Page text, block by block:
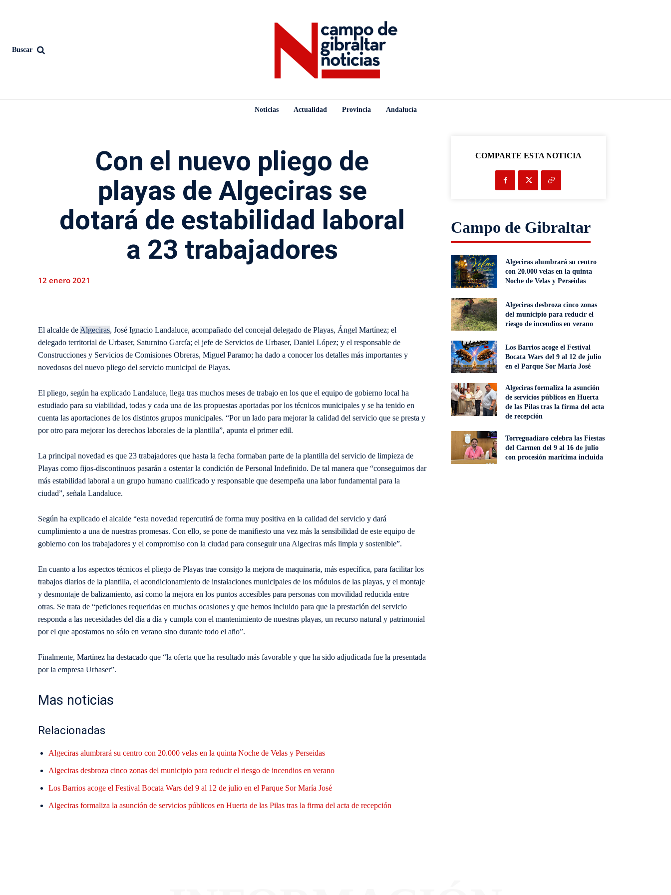
Buscar
Noticias Actualidad Provincia Andalucía
Con el nuevo pliego de
playas de Algeciras se
dotará de estabilidad laboral
a 23 trabajadores
12 enero 2021
El alcalde de Algeciras, José Ignacio Landaluce, acompañado del concejal delegado de Playas, Ángel Martínez; el
delegado territorial de Urbaser, Saturnino García; el jefe de Servicios de Urbaser, Daniel López; y el responsable de
Construcciones y Servicios de Comisiones Obreras, Miguel Paramo; ha dado a conocer los detalles más importantes y
novedosos del nuevo pliego del servicio municipal de Playas.
El pliego, según ha explicado Landaluce, llega tras muchos meses de trabajo en los que el equipo de gobierno local ha
estudiado para su viabilidad, todas y cada una de las propuestas aportadas por los técnicos municipales y se ha tenido en
cuenta las aportaciones de los distintos grupos municipales. “Por un lado para mejorar la calidad del servicio que se presta y
por otro para mejorar los derechos laborales de la plantilla”, apunta el primer edil.
La principal novedad es que 23 trabajadores que hasta la fecha formaban parte de la plantilla del servicio de limpieza de
Playas como fijos-discontinuos pasarán a ostentar la condición de Personal Indefinido. De tal manera que “conseguimos dar
más estabilidad laboral a un grupo humano cualificado y responsable que desempeña una labor fundamental para la
ciudad”, señala Landaluce.
Según ha explicado el alcalde “esta novedad repercutirá de forma muy positiva en la calidad del servicio y dará
cumplimiento a una de nuestras promesas. Con ello, se pone de manifiesto una vez más la sensibilidad de este equipo de
gobierno con los trabajadores y el compromiso con la ciudad para conseguir una Algeciras más limpia y sostenible”.
En cuanto a los aspectos técnicos el pliego de Playas trae consigo la mejora de maquinaria, más específica, para facilitar los
trabajos diarios de la plantilla, el acondicionamiento de instalaciones municipales de los módulos de las playas, y el montaje
y desmontaje de balizamiento, así como la mejora en los puntos accesibles para personas con movilidad reducida entre
otras. Se trata de “peticiones requeridas en muchas ocasiones y que hemos incluido para que la prestación del servicio
responda a las necesidades del día a día y cumpla con el mantenimiento de nuestras playas, un recurso natural y patrimonial
por el que apostamos no sólo en verano sino durante todo el año”.
Finalmente, Martínez ha destacado que “la oferta que ha resultado más favorable y que ha sido adjudicada fue la presentada
por la empresa Urbaser”.
Mas noticias
Relacionadas
Algeciras alumbrará su centro con 20.000 velas en la quinta Noche de Velas y Perseidas
Algeciras desbroza cinco zonas del municipio para reducir el riesgo de incendios en verano
Los Barrios acoge el Festival Bocata Wars del 9 al 12 de julio en el Parque Sor María José
Algeciras formaliza la asunción de servicios públicos en Huerta de las Pilas tras la firma del acta de recepción
COMPARTE ESTA NOTICIA
Campo de Gibraltar
Algeciras alumbrará su centro
con 20.000 velas en la quinta
Noche de Velas y Perseidas
Algeciras desbroza cinco zonas
del municipio para reducir el
riesgo de incendios en verano
Los Barrios acoge el Festival
Bocata Wars del 9 al 12 de julio
en el Parque Sor María José
Algeciras formaliza la asunción
de servicios públicos en Huerta
de las Pilas tras la firma del acta
de recepción
Torreguadiaro celebra las Fiestas
del Carmen del 9 al 16 de julio
con procesión marítima incluida